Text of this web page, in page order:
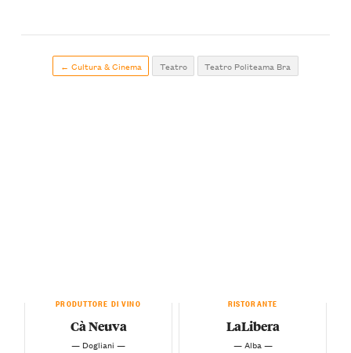
← Cultura & Cinema Teatro Teatro Politeama Bra
PRODUTTORE DI VINO
Cà Neuva
— Dogliani —
RISTORANTE
LaLibera
— Alba —